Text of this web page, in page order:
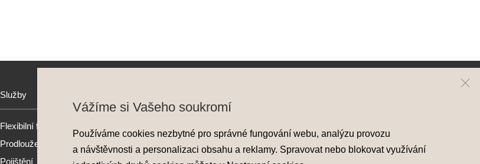
Služby
Flexibilní financování
Prodloužená záruka
Pojištění
Nové skladové vozy
Předváděcí vozy
Vážíme si Vašeho soukromí
Používáme cookies nezbytné pro správné fungování webu, analýzu provozu
a návštěvnosti a personalizaci obsahu a reklamy. Spravovat nebo blokovat využívání